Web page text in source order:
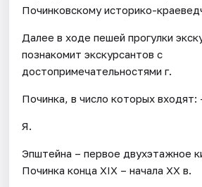
Починковскому историко-
Далее в ходе пешей прогулки
познакомит экскурсантов с
достопримечательностями г.
Починка, в число которых входят:
Я.
Эпштейна – первое двухэтажное
Починка конца XIX – начала XX в.